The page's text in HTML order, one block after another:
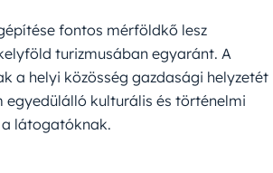
fontos mérföldkő lesz
turizmusában egyaránt. A
a helyi közösség gazdasági helyzetét
egyedülálló kulturális és történelmi
látogatóknak.